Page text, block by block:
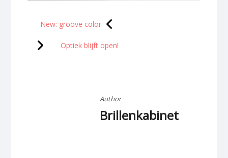
Berichtnavigatie
New: groove color
Optiek blijft open!
Author
Brillenkabinet